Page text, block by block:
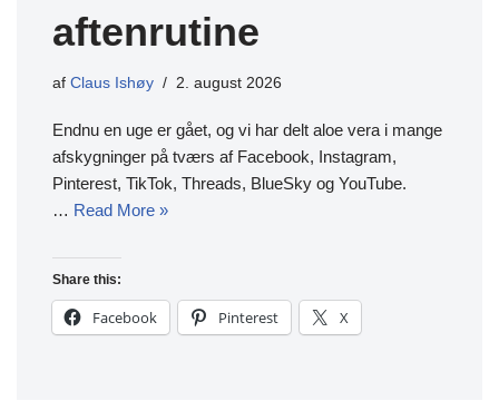
aftenrutine
af Claus Ishøy 2. august 2026
Endnu en uge er gået, og vi har delt aloe vera i mange
afskygninger på tværs af Facebook, Instagram,
Pinterest, TikTok, Threads, BlueSky og YouTube.
… Read More »
Share this:
Facebook Pinterest X